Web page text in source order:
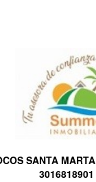
SANTA MARTA
3016818901